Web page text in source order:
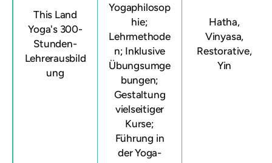
This Land
Yoga's 300-
Stunden-
Lehrerausbild
ung
Yogaphilosop
hie;
Lehrmethode
n; Inklusive
Übungsumge
bungen;
Gestaltung
vielseitiger
Kurse;
Führung in
der Yoga-
Hatha,
Vinyasa,
Restorative,
Yin